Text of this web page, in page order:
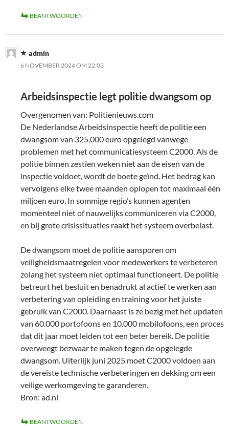
BEANTWOORDEN
admin
6 NOVEMBER 2024 OM 22:03
Arbeidsinspectie legt politie dwangsom op
Overgenomen van: Politienieuws.com
De Nederlandse Arbeidsinspectie heeft de politie een
dwangsom van 325.000 euro opgelegd vanwege
problemen met het communicatiesysteem C2000. Als de
politie binnen zestien weken niet aan de eisen van de
inspectie voldoet, wordt de boete geïnd. Het bedrag kan
vervolgens elke twee maanden oplopen tot maximaal één
miljoen euro. In sommige regio’s kunnen agenten
momenteel niet of nauwelijks communiceren via C2000,
en bij grote crisissituaties raakt het systeem overbelast.
De dwangsom moet de politie aansporen om
veiligheidsmaatregelen voor medewerkers te verbeteren
zolang het systeem niet optimaal functioneert. De politie
betreurt het besluit en benadrukt al actief te werken aan
verbetering van opleiding en training voor het juiste
gebruik van C2000. Daarnaast is ze bezig met het updaten
van 60.000 portofoons en 10.000 mobilofoons, een proces
dat dit jaar moet leiden tot een beter bereik. De politie
overweegt bezwaar te maken tegen de opgelegde
dwangsom. Uiterlijk juni 2025 moet C2000 voldoen aan
de vereiste technische verbeteringen en dekking om een
veilige werkomgeving te garanderen.
Bron: ad.nl
BEANTWOORDEN